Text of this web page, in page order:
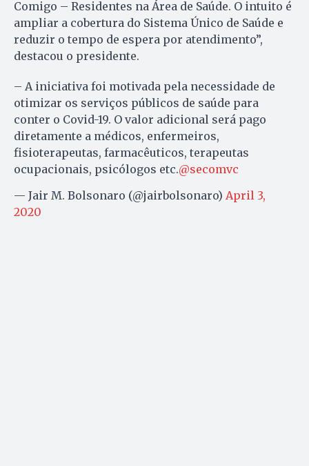
Comigo – Residentes na Área de Saúde. O intuito é
ampliar a cobertura do Sistema Único de Saúde e
reduzir o tempo de espera por atendimento”,
destacou o presidente.
– A iniciativa foi motivada pela necessidade de
otimizar os serviços públicos de saúde para
conter o Covid-19. O valor adicional será pago
diretamente a médicos, enfermeiros,
fisioterapeutas, farmacêuticos, terapeutas
ocupacionais, psicólogos etc.@secomvc
— Jair M. Bolsonaro (@jairbolsonaro) April 3,
2020